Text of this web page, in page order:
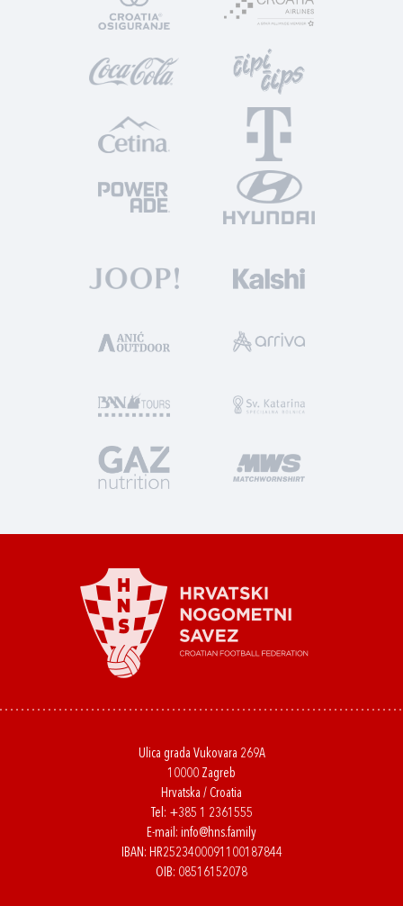
Ulica grada Vukovara 269A
10000 Zagreb
Hrvatska / Croatia
Tel: +385 1 2361555
E-mail: info@hns.family
IBAN: HR2523400091100187844
OIB: 08516152078